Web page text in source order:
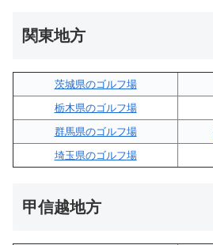
関東地方
茨城県のゴルフ場
栃木県のゴルフ場
群馬県のゴルフ場
埼玉県のゴルフ場
甲信越地方